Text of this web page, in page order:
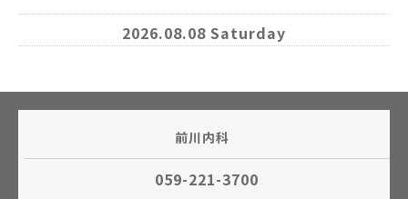
2026.08.08 Saturday
前川内科
059-221-3700